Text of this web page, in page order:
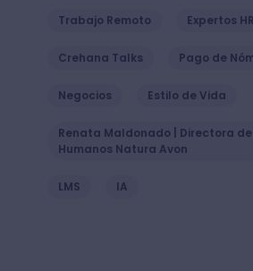
Trabajo Remoto Expertos HR
Crehana Talks Pago de
Negocios Estilo de Vida
Renata Maldonado | Directora de
Humanos Natura Avon
LMS IA